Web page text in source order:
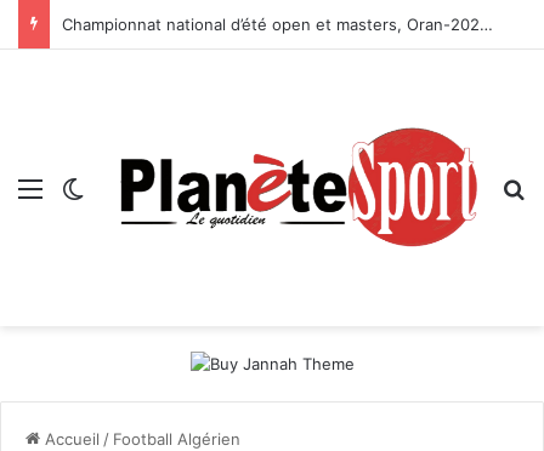
Championnat national d’été open et masters, Oran-2026 — Le CRB s’adjuge le titre
Menu Switch skin
Accueil / Football Algérien